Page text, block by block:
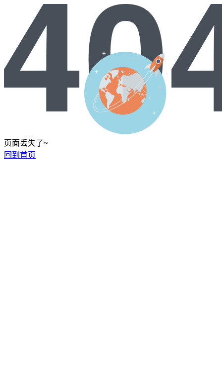
页面丢失了~
回到首页